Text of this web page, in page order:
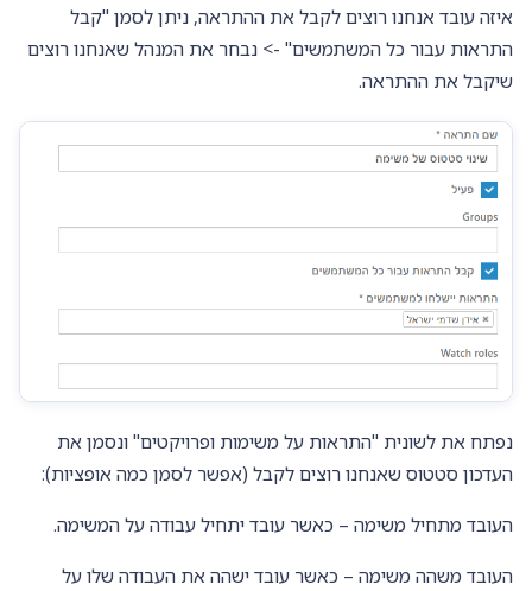
איזה עובד אנחנו רוצים לקבל את ההתראה, ניתן לסמן "קבל
התראות עבור כל המשתמשים" -> נבחר את המנהל שאנחנו רוצים
שיקבל את ההתראה.
נפתח את לשונית "התראות על משימות ופרויקטים" ונסמן את
העדכון סטטוס שאנחנו רוצים לקבל (אפשר לסמן כמה אופציות):
העובד מתחיל משימה – כאשר עובד יתחיל עבודה על המשימה.
העובד משהה משימה – כאשר עובד ישהה את העבודה שלו על